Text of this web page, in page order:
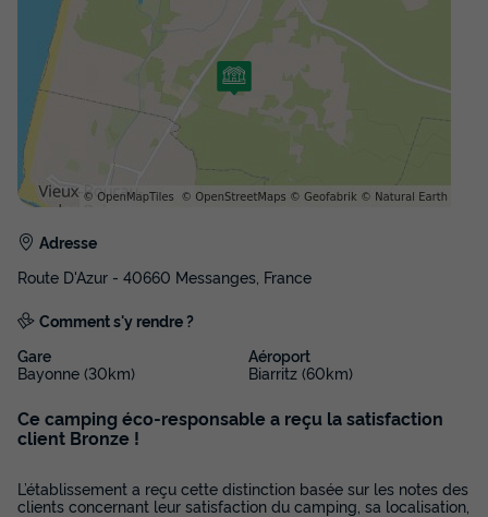
Surface
Adultes Enfants
2
Chambres Salle de bain
1
Animaux autorisés * Cafetière Congélateur
4/6 Pers. | Terrasse surélevée | TV
du19/09/2026au26/09/2026
Meilleur prix pour 7 nuits
315 €
Adresse
Route D'Azur - 40660 Messanges, France
Comment s'y rendre ?
Gare
Bayonne (30km)
Aéroport
Biarritz (60km)
Ce camping éco-responsable a reçu la satisfaction
client Bronze !
L’établissement a reçu cette distinction basée sur les notes des
clients concernant leur satisfaction du camping, sa localisation,